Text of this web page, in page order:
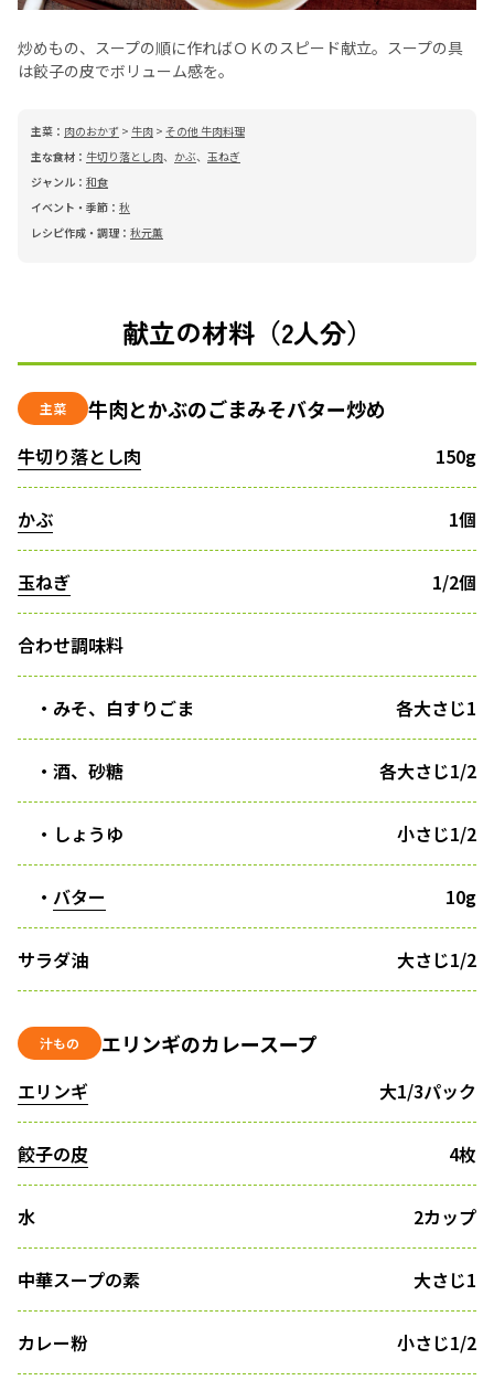
炒めもの、スープの順に作ればＯＫのスピード献立。スープの具
は餃子の皮でボリューム感を。
主菜： 肉のおかず > 牛肉 > その他 牛肉料理
主な食材： 牛切り落とし肉、 かぶ、 玉ねぎ
ジャンル： 和食
イベント・季節： 秋
レシピ作成・調理： 秋元薫
献立の材料（2人分）
主菜 牛肉とかぶのごまみそバター炒め
牛切り落とし肉 150g
かぶ 1個
玉ねぎ 1/2個
合わせ調味料
・みそ、白すりごま 各大さじ1
・酒、砂糖 各大さじ1/2
・しょうゆ 小さじ1/2
・ バター 10g
サラダ油 大さじ1/2
汁もの エリンギのカレースープ
エリンギ 大1/3パック
餃子の皮 4枚
水 2カップ
中華スープの素 大さじ1
カレー粉 小さじ1/2